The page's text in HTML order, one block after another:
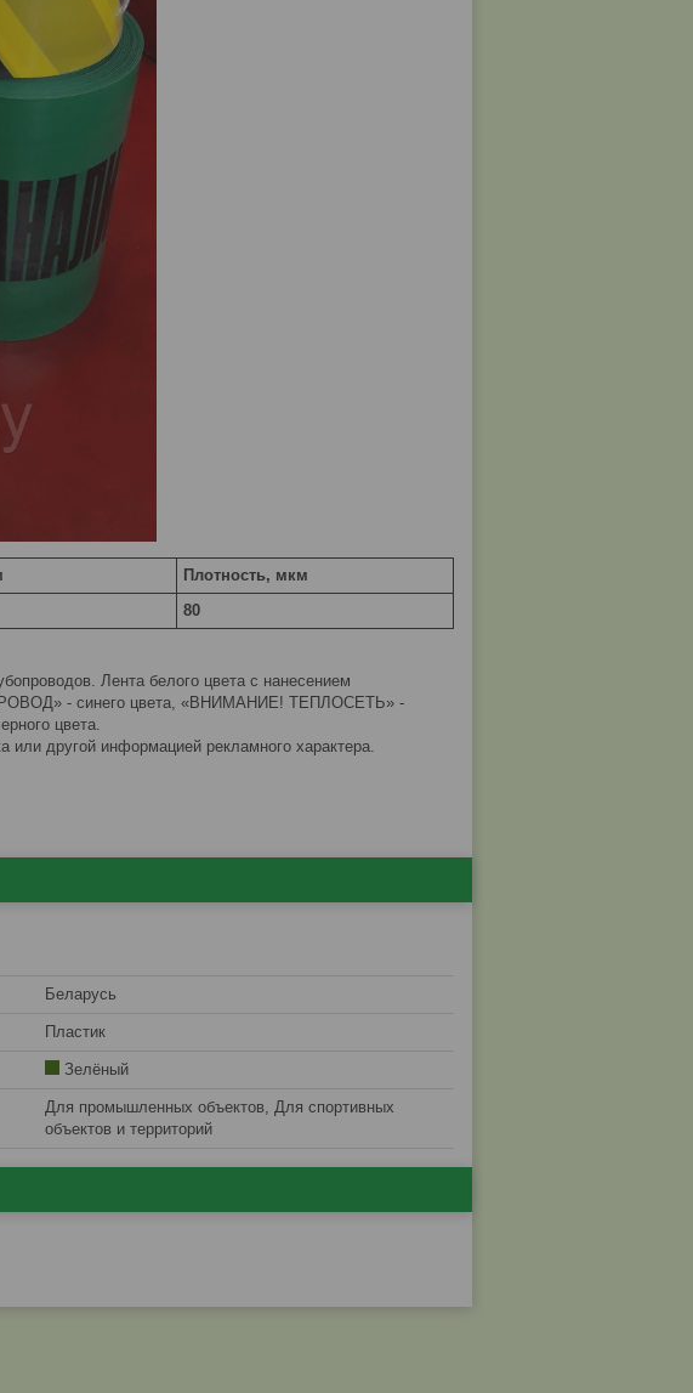
Плотность, мкм
80
Лента белого цвета с нанесением
- синего цвета, «ВНИМАНИЕ! ТЕПЛОСЕТЬ» -
цвета.
или другой информацией рекламного характера.
Беларусь
Пластик
Зелёный
Для промышленных объектов, Для спортивных
объектов и территорий